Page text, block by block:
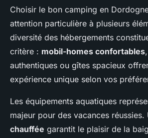
Choisir le bon camping en
attention particulière à plusieurs
diversité des hébergements
critère : mobil-homes confortables
authentiques ou gîtes spacieux
expérience unique selon vos
Les équipements aquatiques
majeur pour des vacances réussies.
chauffée garantit le plaisir de la